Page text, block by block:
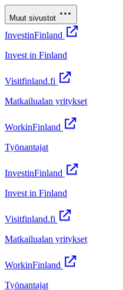
Muut sivustot
InvestinFinland
Invest in Finland
Visitfinland.fi
Matkailualan yritykset
WorkinFinland
Työnantajat
InvestinFinland
Invest in Finland
Visitfinland.fi
Matkailualan yritykset
WorkinFinland
Työnantajat